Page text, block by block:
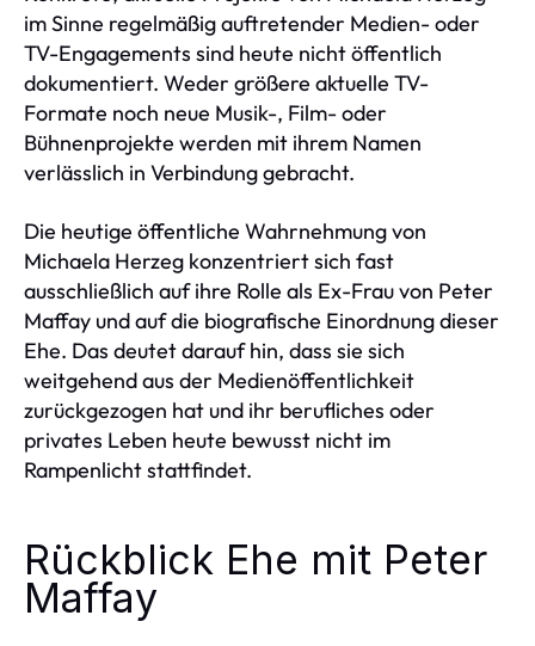
im Sinne regelmäßig auftretender Medien- oder
TV-Engagements sind heute nicht öffentlich
dokumentiert. Weder größere aktuelle TV-
Formate noch neue Musik-, Film- oder
Bühnenprojekte werden mit ihrem Namen
verlässlich in Verbindung gebracht.
Die heutige öffentliche Wahrnehmung von
Michaela Herzeg konzentriert sich fast
ausschließlich auf ihre Rolle als Ex-Frau von Peter
Maffay und auf die biografische Einordnung dieser
Ehe. Das deutet darauf hin, dass sie sich
weitgehend aus der Medienöffentlichkeit
zurückgezogen hat und ihr berufliches oder
privates Leben heute bewusst nicht im
Rampenlicht stattfindet.
Rückblick Ehe mit Peter
Maffay